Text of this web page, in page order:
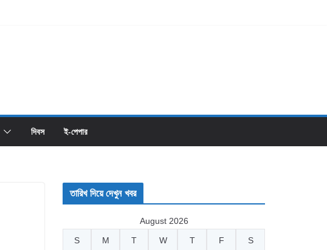
দিবস ই-পেপার
তারিখ দিয়ে দেখুন খবর
August 2026
S
M T W T F S